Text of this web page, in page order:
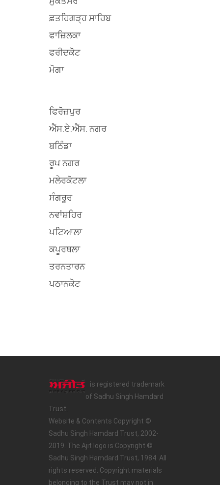
ਫ਼ਤਹਿਗੜ੍ਹ ਸਾਹਿਬ
ਫਾਜ਼ਿਲਕਾ
ਫਰੀਦਕੋਟ
ਮੋਗਾ
ਫਿਰੋਜ਼ਪੁਰ
ਐੱਸ.ਏ.ਐੱਸ. ਨਗਰ
ਬਠਿੰਡਾ
ਰੂਪ ਨਗਰ
ਮਲੇਰਕੋਟਲਾ
ਸੰਗਰੂਰ
ਨਵਾਂਸ਼ਹਿਰ
ਪਟਿਆਲਾ
ਕਪੂਰਥਲਾ
ਤਰਨਤਾਰਨ
ਪਠਾਨਕੋਟ
is registered trademark
of Sadhu Singh Hamdard
Trust.
Website & Contents Copyright ©
Sadhu Singh Hamdard Trust, 2002-
2019. The Ajit logo is Copyright ©
Sadhu Singh Hamdard Trust, 1984. All
rights reserved. Copyright materials
belonging to the Trust may not in